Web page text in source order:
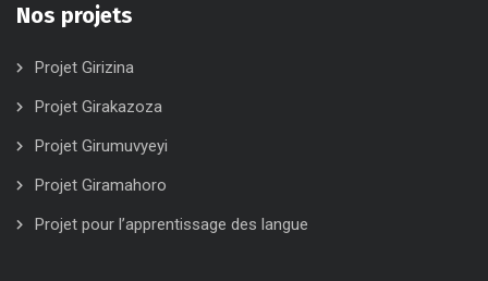
Nos projets
Projet Girizina
Projet Girakazoza
Projet Girumuvyeyi
Projet Giramahoro
Projet pour l’apprentissage des langue